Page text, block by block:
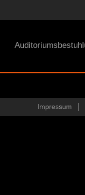
Impressum